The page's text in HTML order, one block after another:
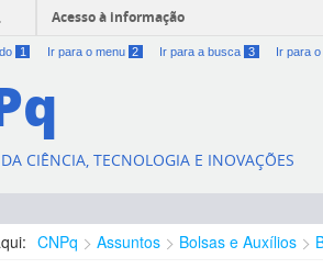
Acesso à informação
1 Ir para o menu 2 Ir para a busca 3 Ir para
CIÊNCIA, TECNOLOGIA E INOVAÇÕES
CNPq Assuntos Bolsas e Auxílios